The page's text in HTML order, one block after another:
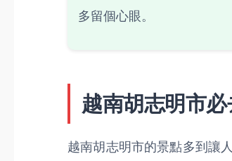
多留個心眼。
越南胡志明市
越南胡志明市的景點多到讓